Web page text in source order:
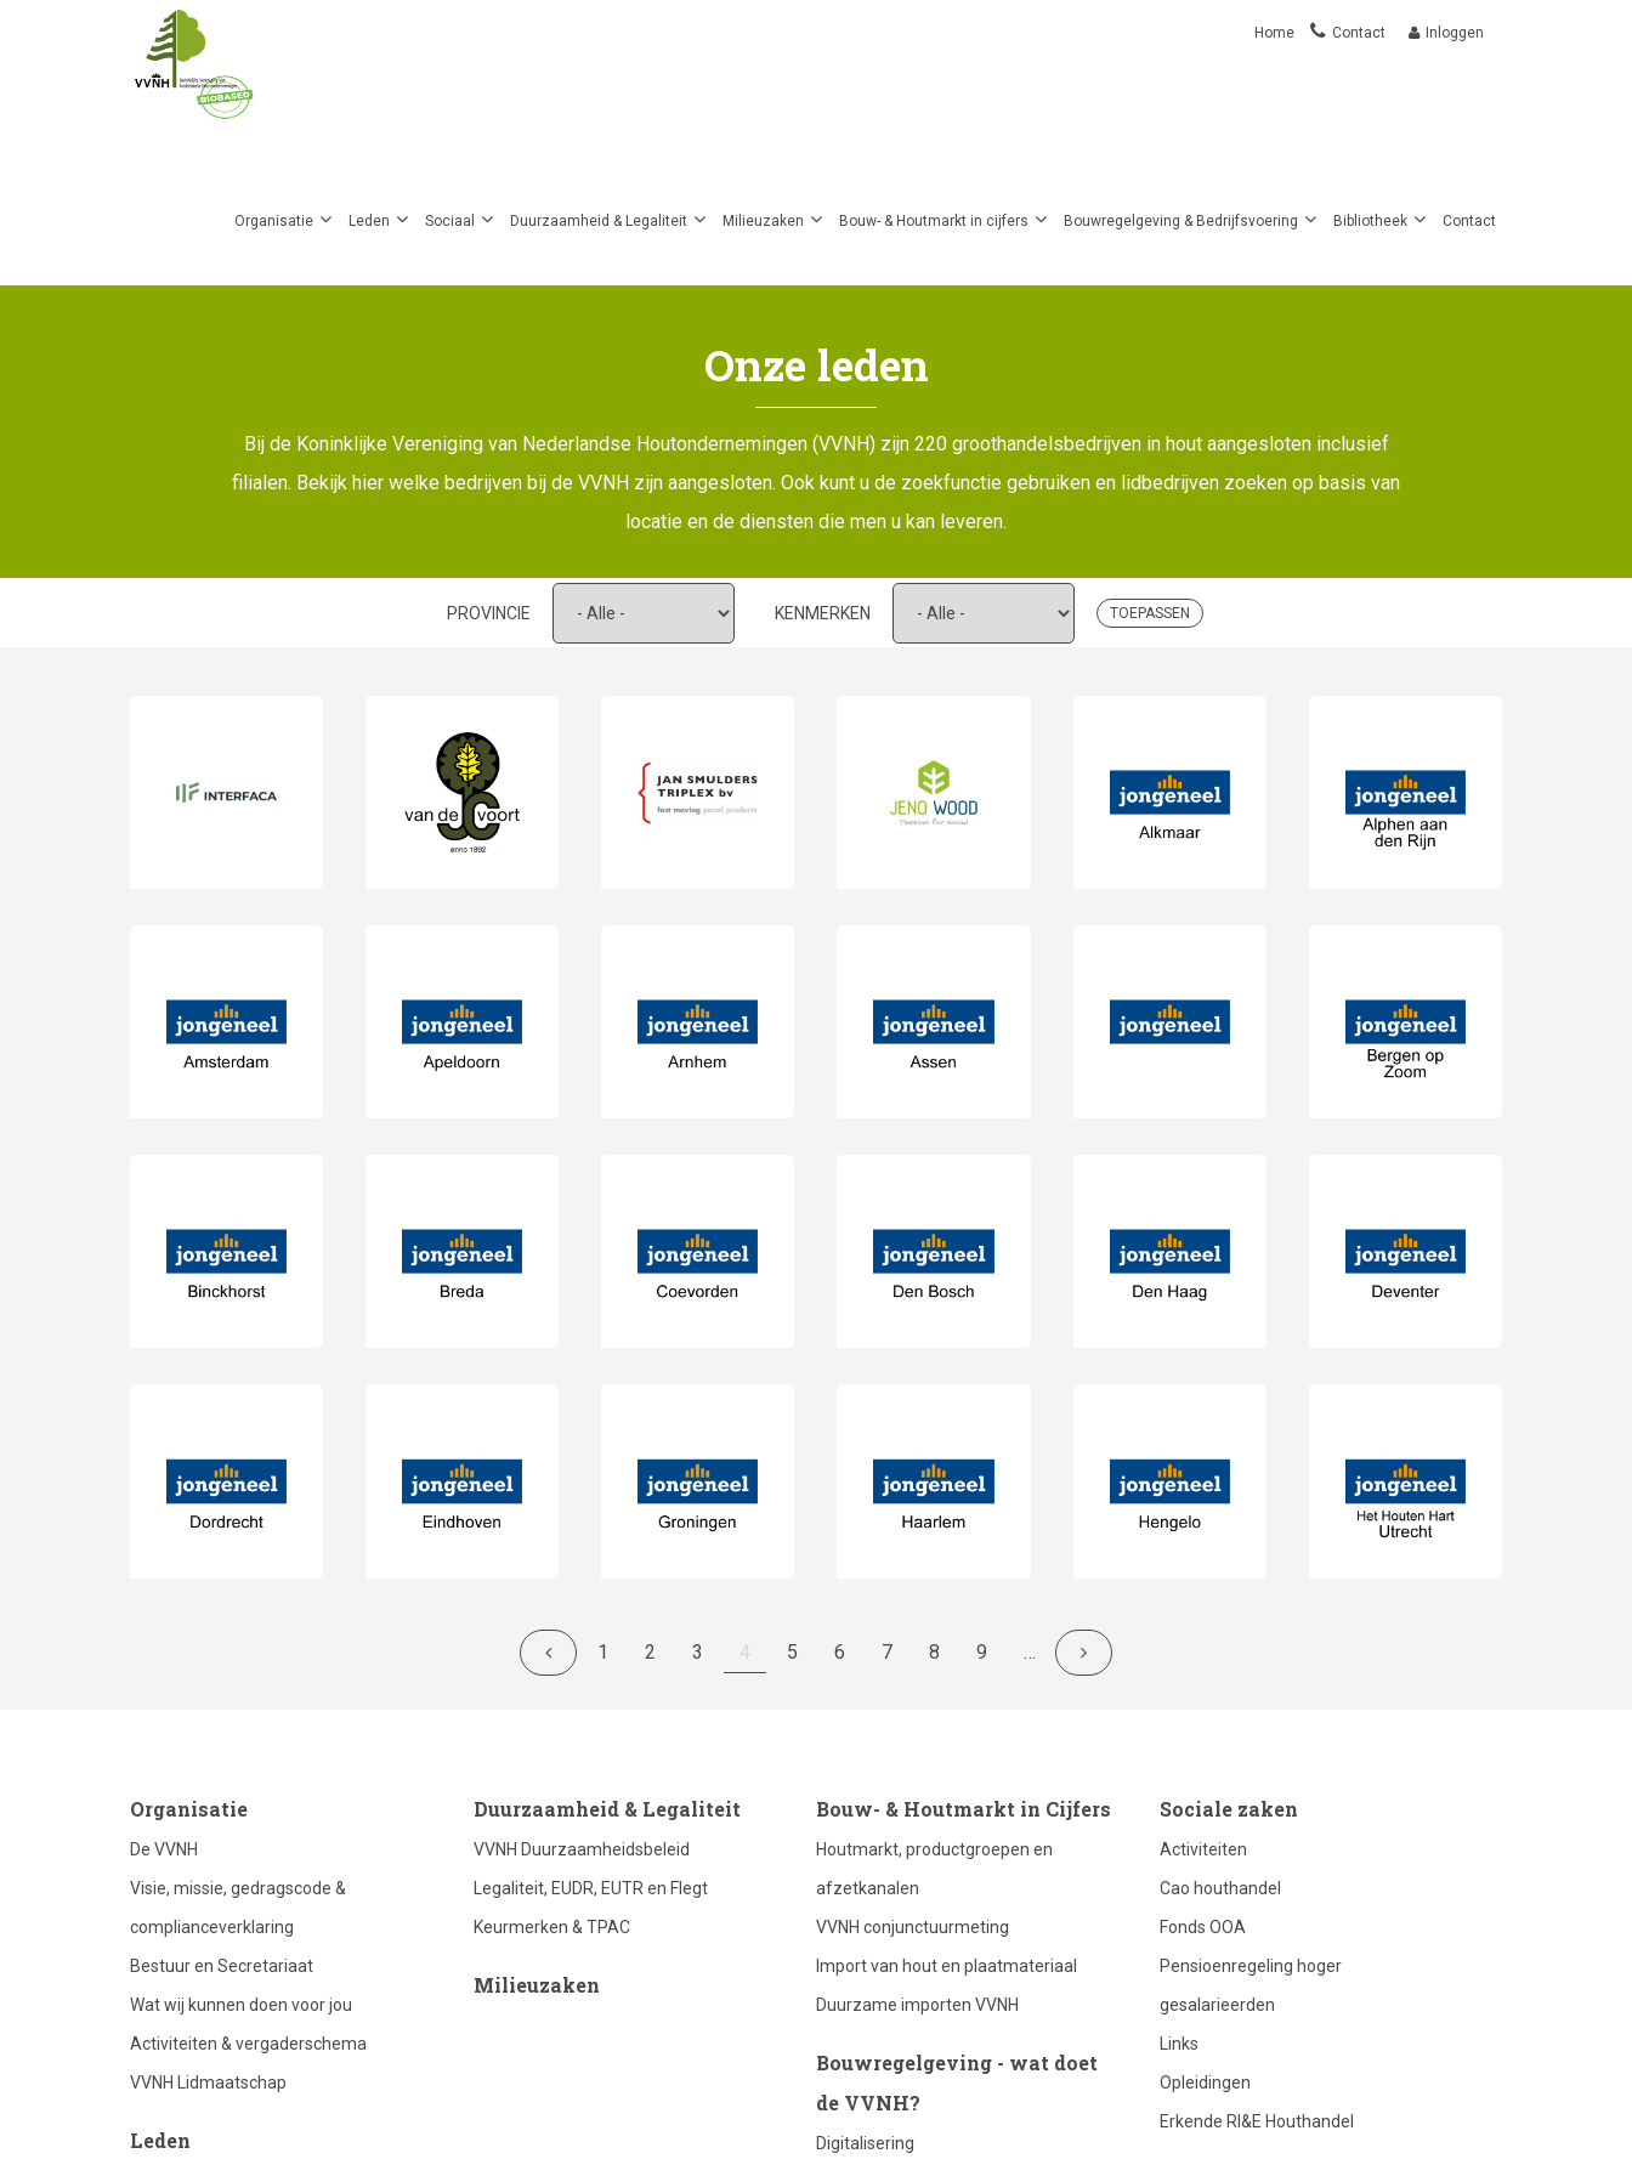
User
menu
Home Contact Inloggen
Organisatie Leden Sociaal Duurzaamheid & Legaliteit Milieuzaken Bouw- & Houtmarkt in cijfers Bouwregelgeving & Bedrijfsvoering Bibliotheek Contact
Onze leden
Bij de Koninklijke Vereniging van Nederlandse Houtondernemingen (VVNH) zijn 220 groothandelsbedrijven in hout aangesloten inclusief
filialen. Bekijk hier welke bedrijven bij de VVNH zijn aangesloten. Ook kunt u de zoekfunctie gebruiken en lidbedrijven zoeken op basis van
locatie en de diensten die men u kan leveren.
PROVINCIE KENMERKEN TOEPASSEN
Pagina
1 Pagina
2 Pagina
3
Huidige
4 Pagina
5 Pagina
6 Pagina
7 Pagina
8 Pagina
9 …
footer
column
1
Organisatie
De VVNH
Visie, missie, gedragscode &
complianceverklaring
Bestuur en Secretariaat
Wat wij kunnen doen voor jou
Activiteiten & vergaderschema
VVNH Lidmaatschap
Leden
footer
column
2
Duurzaamheid & Legaliteit
VVNH Duurzaamheidsbeleid
Legaliteit, EUDR, EUTR en Flegt
Keurmerken & TPAC
Milieuzaken
footer
column
3
Bouw- & Houtmarkt in Cijfers
Houtmarkt, productgroepen en
afzetkanalen
VVNH conjunctuurmeting
Import van hout en plaatmateriaal
Duurzame importen VVNH
Bouwregelgeving - wat doet
de VVNH?
Digitalisering
footer
column
4
Sociale zaken
Activiteiten
Cao houthandel
Fonds OOA
Pensioenregeling hoger
gesalarieerden
Links
Opleidingen
Erkende RI&E Houthandel